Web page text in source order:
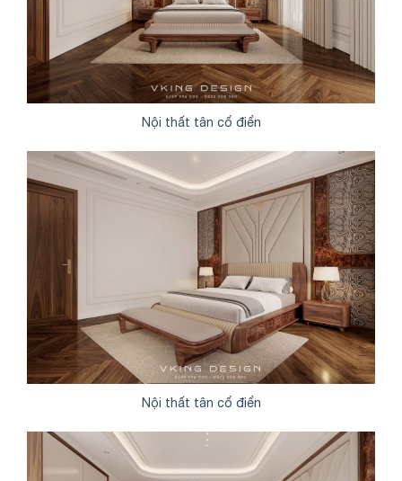
Nội thất tân cổ điển
Nội thất tân cổ điển